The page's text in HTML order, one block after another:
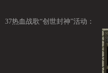
37热血战歌“创世封神”活动：